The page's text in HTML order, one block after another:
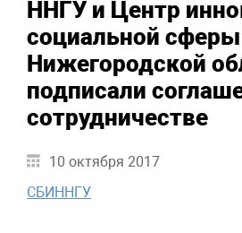
ННГУ и Центр
социальной сферы
Нижегородской
подписали
сотрудничестве
10 октября 2017
СБИННГУ